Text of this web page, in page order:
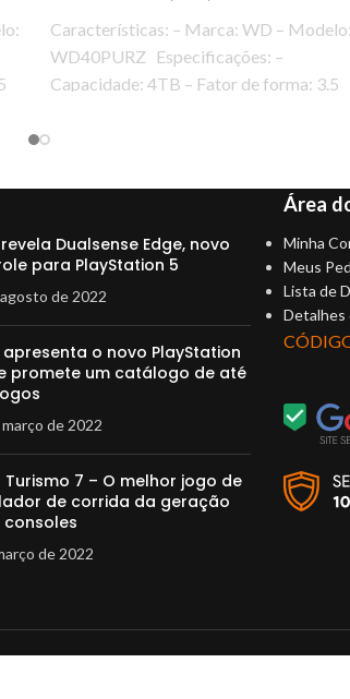
Características: – Marca: WD – Modelo:
WD40PURZ Especificações: –
Capacidade: 4TB – Fator de forma: 3.5
Dualsense Edge, novo
para PlayStation 5
de 2022
apresenta o novo PlayStation
promete um catálogo de até
de 2022
Turismo 7 – O melhor jogo de
de corrida da geração
de 2022
Área
Minha
Meus
Lista de
Detalhes